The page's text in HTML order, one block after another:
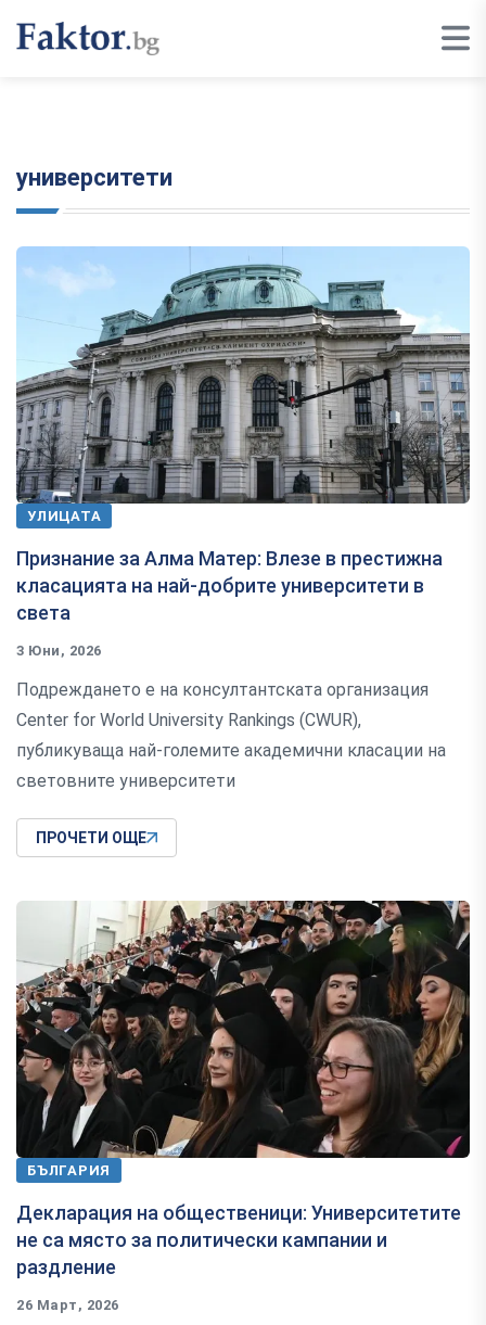
университети
УЛИЦАТА
Признание за Алма Матер: Влезе в престижна
класацията на най-добрите университети в
света
3 Юни, 2026
Подреждането е на консултантската организация
Center for World University Rankings (CWUR),
публикуваща най-големите академични класации на
световните университети
ПРОЧЕТИ ОЩЕ
БЪЛГАРИЯ
Декларация на общественици: Университетите
не са място за политически кампании и
раздление
26 Март, 2026